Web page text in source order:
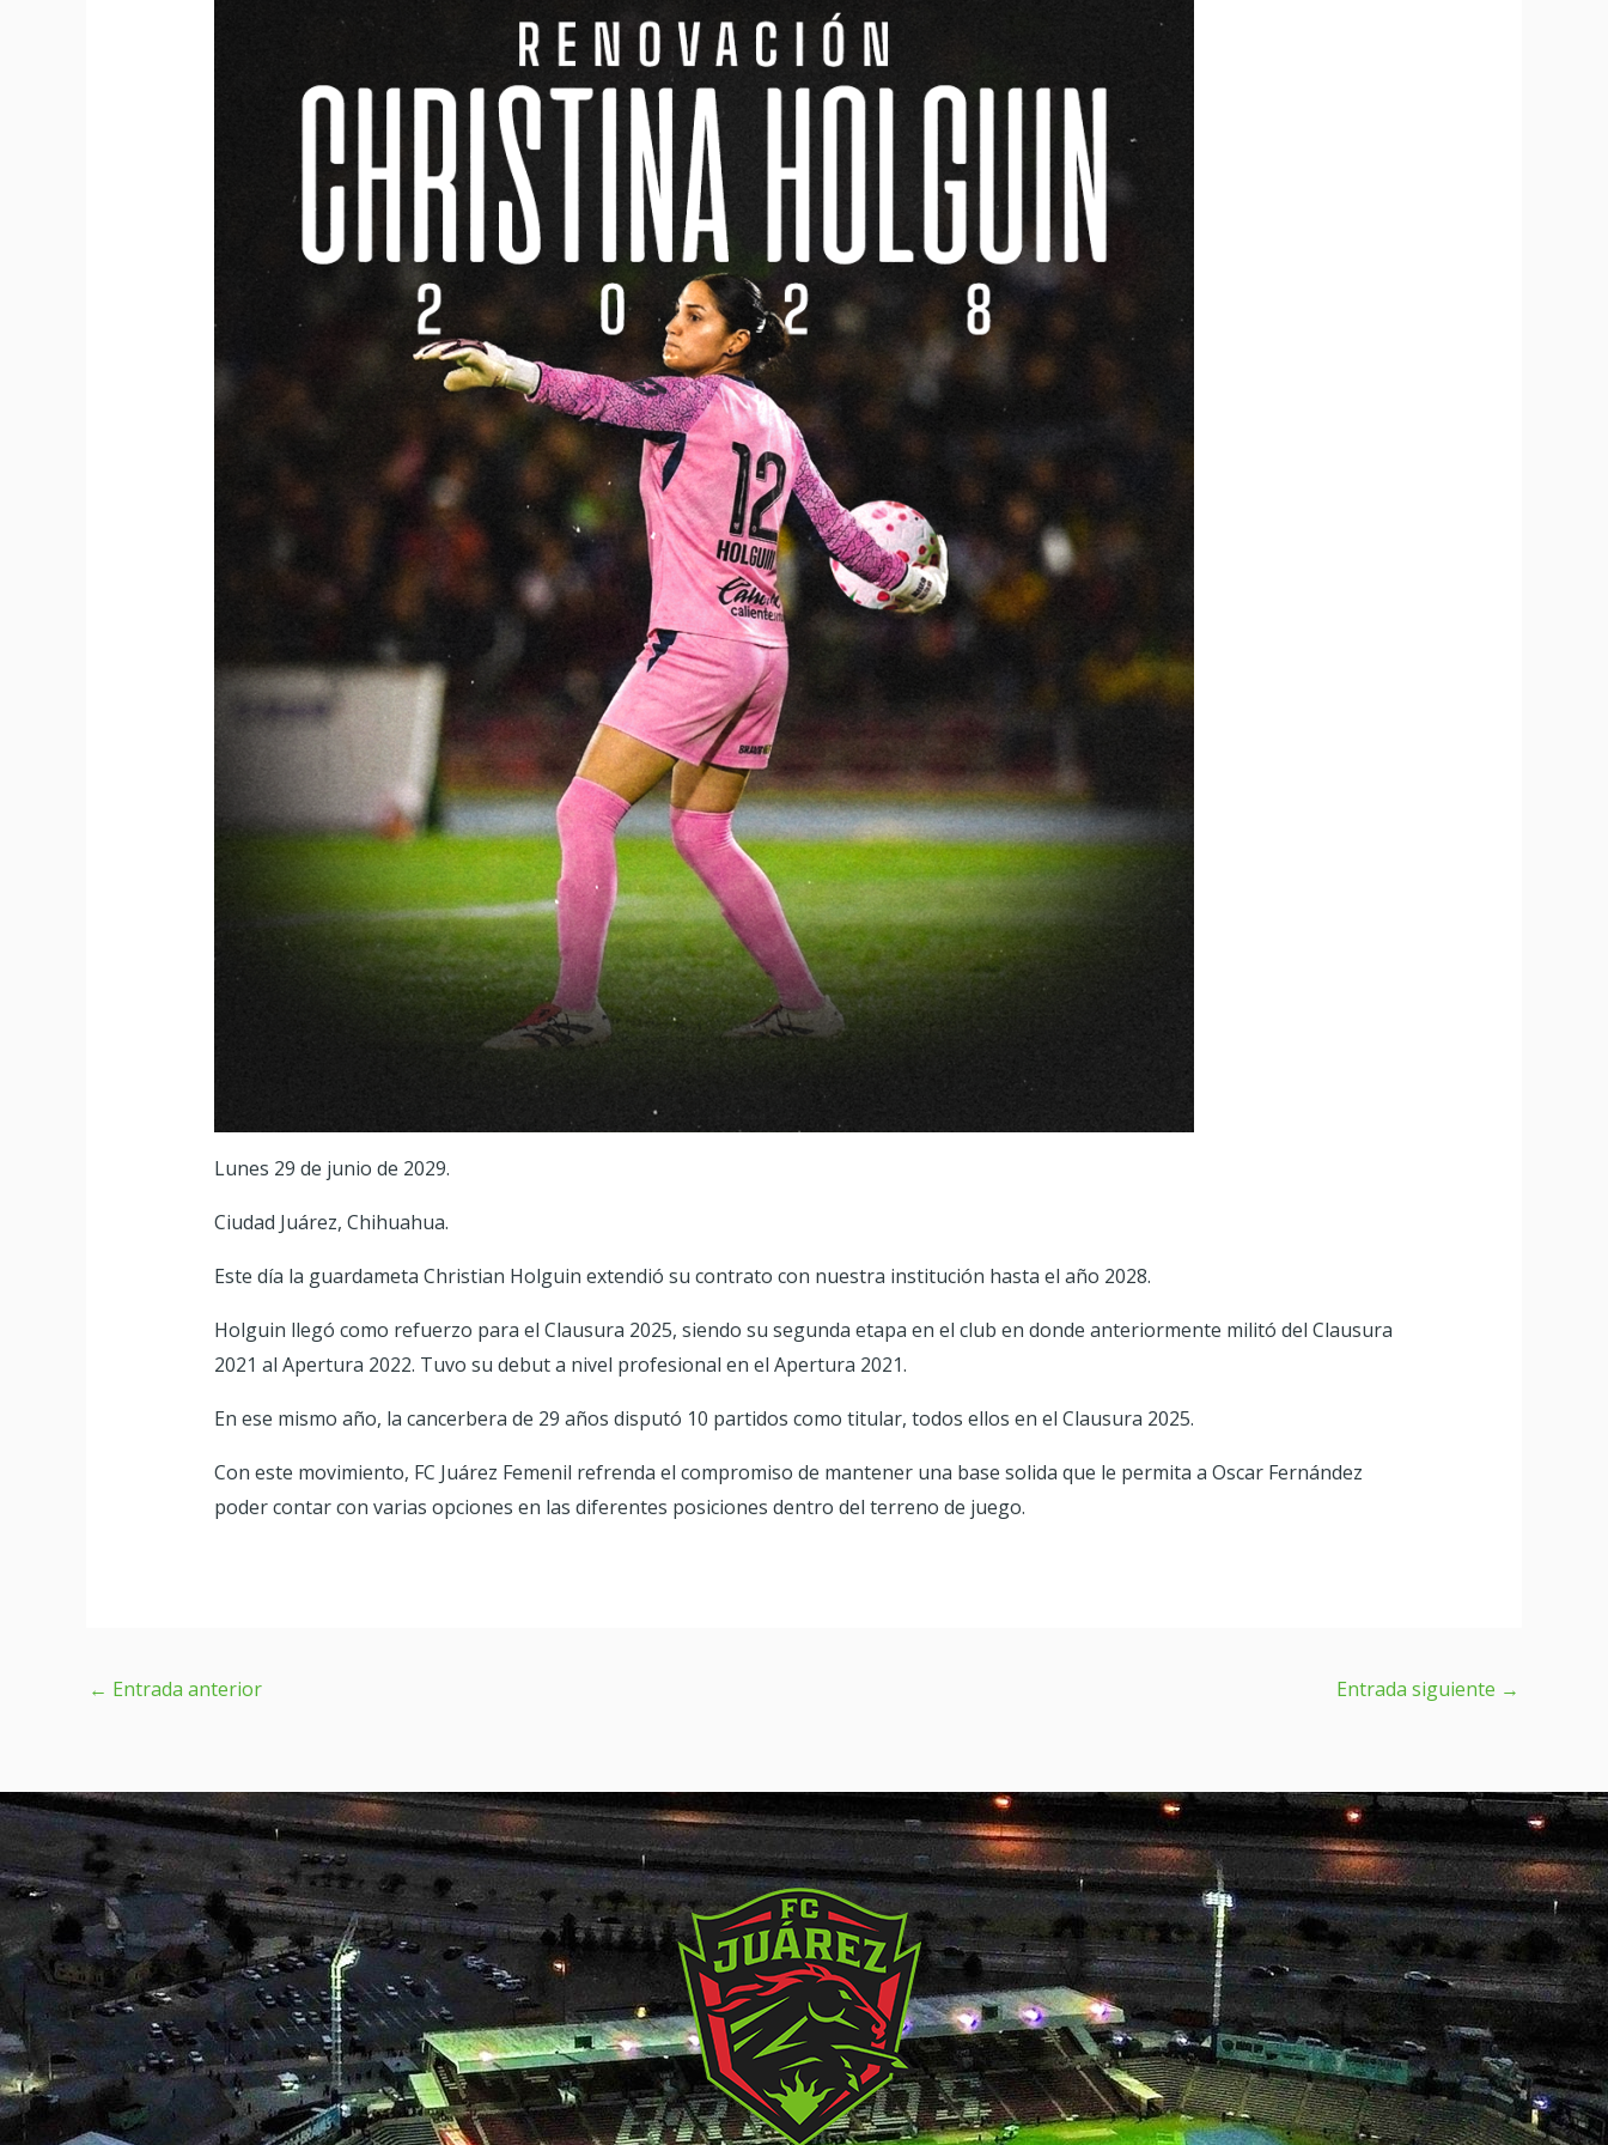
Lunes 29 de junio de 2029.
Ciudad Juárez, Chihuahua.
Este día la guardameta Christian Holguin extendió su contrato con nuestra institución hasta el año 2028.
Holguin llegó como refuerzo para el Clausura 2025, siendo su segunda etapa en el club en donde anteriormente militó del Clausura
2021 al Apertura 2022. Tuvo su debut a nivel profesional en el Apertura 2021.
En ese mismo año, la cancerbera de 29 años disputó 10 partidos como titular, todos ellos en el Clausura 2025.
Con este movimiento, FC Juárez Femenil refrenda el compromiso de mantener una base solida que le permita a Oscar Fernández
poder contar con varias opciones en las diferentes posiciones dentro del terreno de juego.
← Entrada anterior Entrada siguiente →